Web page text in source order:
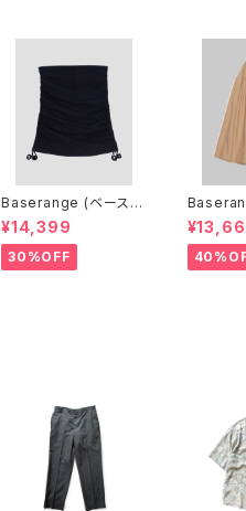
Baserange (ベースレ
ンジ) PICTORIAL SKI
RT (BLACK)
¥14,399
30%OFF
ンジ)